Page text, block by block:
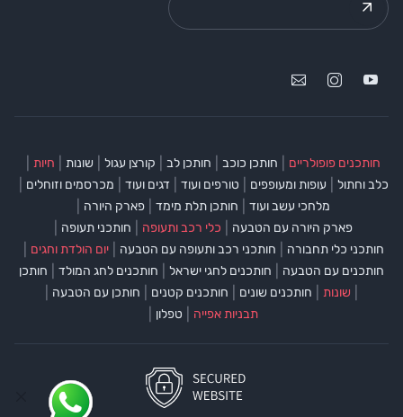
חותכנים פופולריים חותכן כוכב חותכן לב קורצן עגול שונות חיות
כלב וחתול עופות ומעופפים טורפים ועוד דגים ועוד מכרסמים וזוחלים
מלחכי עשב ועוד חותכן תלת מימד פארק היורה
פארק היורה עם הטבעה כלי רכב ותעופה חותכני תעופה
חותכני כלי תחבורה חותכני רכב ותעופה עם הטבעה יום הולדת וחגים
חותכנים עם הטבעה חותכנים לחגי ישראל חותכנים לחג המולד חותכן
שונות חותכנים שונים חותכנים קטנים חותכן עם הטבעה
תבניות אפייה טפלון